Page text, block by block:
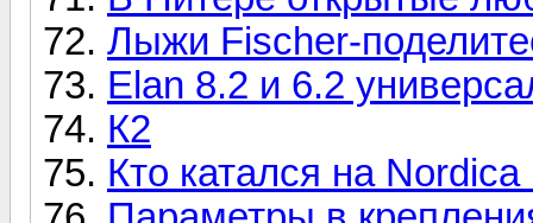
Лыжи Fischer-
Elan 8.2 и 6.2
К2
Кто катался на